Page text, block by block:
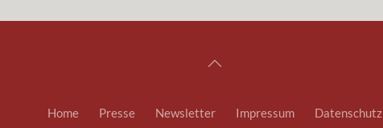
Home Presse Newsletter Impressum Datenschutz